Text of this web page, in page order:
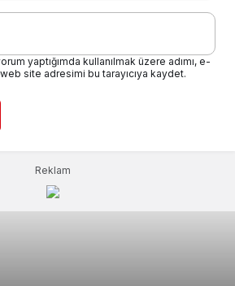
yaptığımda kullanılmak üzere adımı, e-
site adresimi bu tarayıcıya kaydet.
Reklam